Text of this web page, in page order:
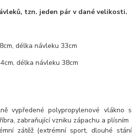
tzn. jeden pár v dané velikosti.
délka návleku 33cm
délka návleku 38cm
vypředené polypropylenové vlákno s
zabraňující vzniku zápachu a plísním
zátěž (extrémní sport, dlouhé stání